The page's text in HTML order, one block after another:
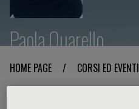
Paola Quarello
HOME PAGE / CORSI ED EVENTI